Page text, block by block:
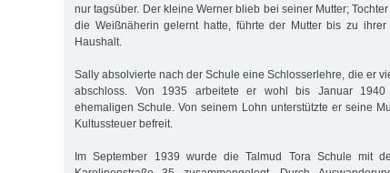
nur tagsüber. Der kleine Werner blieb bei seiner Mutter;
die Weißnäherin gelernt hatte, führte der Mutter bis zu
Haushalt.
Sally absolvierte nach der Schule eine Schlosserlehre, die er
abschloss. Von 1935 arbeitete er wohl bis Januar
ehemaligen Schule. Von seinem Lohn unterstützte er seine
Kultussteuer befreit.
Im September 1939 wurde die Talmud Tora Schule mit